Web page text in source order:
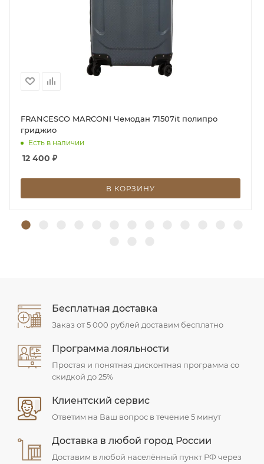
FRANCESCO MARCONI Чемодан 71507it полипро
гриджио
Есть в наличии
12 400 ₽
В КОРЗИНУ
Бесплатная доставка
Заказ от 5 000 рублей доставим бесплатно
Программа лояльности
Простая и понятная дисконтная программа со
скидкой до 25%
Клиентский сервис
Ответим на Ваш вопрос в течение 5 минут
Доставка в любой город России
Доставим в любой населённый пункт РФ через